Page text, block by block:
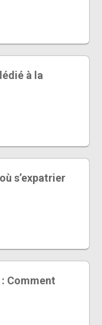
à la
s’expatrier
Comment